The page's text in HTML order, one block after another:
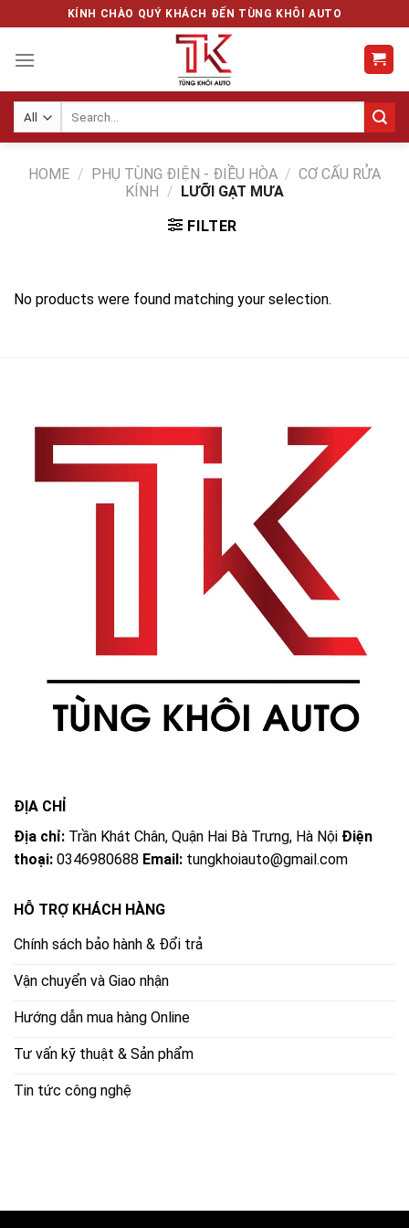
content
KÍNH CHÀO QUÝ KHÁCH ĐẾN TÙNG KHÔI AUTO
HOME / PHỤ TÙNG ĐIỆN - ĐIỀU HÒA / CƠ CẤU RỬA
KÍNH / LƯỠI GẠT MƯA
FILTER
No products were found matching your selection.
ĐỊA CHỈ
Địa chỉ: Trần Khát Chân, Quận Hai Bà Trưng, Hà Nội Điện
thoại: 0346980688 Email: tungkhoiauto@gmail.com
HỖ TRỢ KHÁCH HÀNG
Chính sách bảo hành & Đổi trả
Vận chuyển và Giao nhận
Hướng dẫn mua hàng Online
Tư vấn kỹ thuật & Sản phẩm
Tin tức công nghệ